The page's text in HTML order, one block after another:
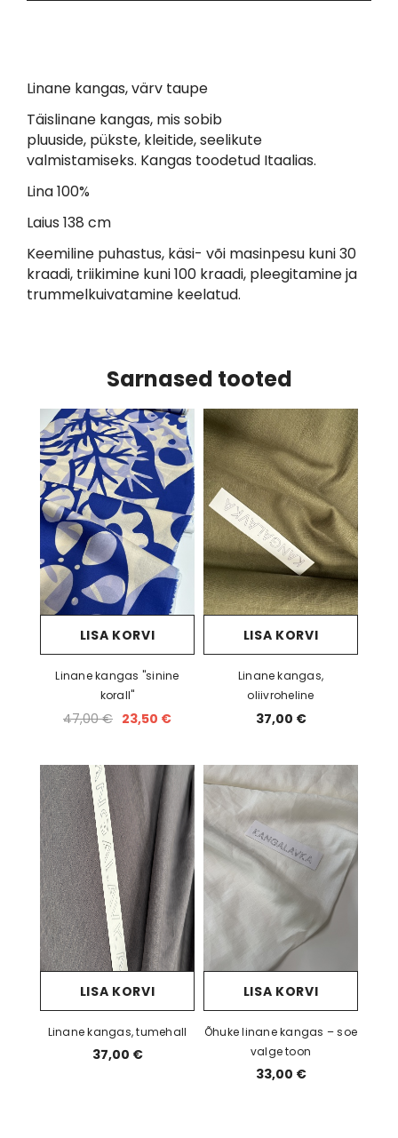
Linane kangas, värv taupe
Täislinane kangas, mis sobib
pluuside, pükste, kleitide, seelikute
valmistamiseks. Kangas toodetud Itaalias.
Lina 100%
Laius 138 cm
Keemiline puhastus, käsi- või masinpesu kuni 30
kraadi, triikimine kuni 100 kraadi, pleegitamine ja
trummelkuivatamine keelatud.
Sarnased tooted
LISA KORVI
Linane kangas "sinine
korall"
47,00 € 23,50 €
LISA KORVI
Linane kangas,
oliivroheline
37,00 €
LISA KORVI
Linane kangas, tumehall
37,00 €
LISA KORVI
Õhuke linane kangas – soe
valge toon
33,00 €